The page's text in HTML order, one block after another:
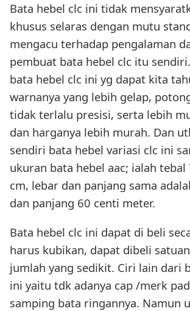
Bata hebel clc ini tidak
khusus selaras dengan mutu
mengacu terhadap pengalaman
pembuat bata hebel clc itu
bata hebel clc ini yg dapat kita
warnanya yang lebih gelap,
tidak terlalu presisi, serta lebih
dan harganya lebih murah. Dan
sendiri bata hebel variasi clc ini
ukuran bata hebel aac; ialah tebal
cm, lebar dan panjang sama
dan panjang 60 centi meter.
Bata hebel clc ini dapat di beli
harus kubikan, dapat dibeli
jumlah yang sedikit. Ciri lain dari
ini yaitu tdk adanya cap /merk
samping bata ringannya. Namun